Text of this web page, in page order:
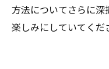
方法についてさらに
楽しみにしていてくだ